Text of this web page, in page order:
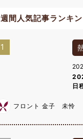
週間人気記事ランキ
1
日
フロント 金子 未怜